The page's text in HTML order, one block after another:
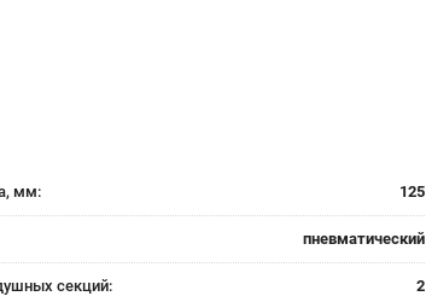
мм: 125
пневматический
секций: 2